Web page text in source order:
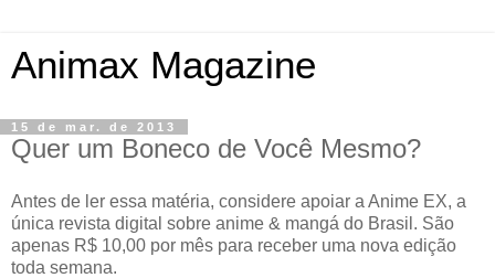
Animax Magazine
15 de mar. de 2013
Quer um Boneco de Você Mesmo?
Antes de ler essa matéria, considere apoiar a Anime EX, a
única revista digital sobre anime & mangá do Brasil. São
apenas R$ 10,00 por mês para receber uma nova edição
toda semana.